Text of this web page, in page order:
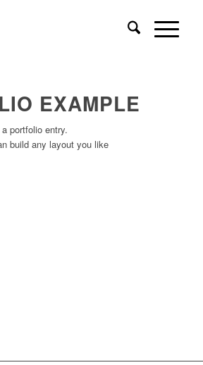
EXAMPLE
portfolio entry.
build any layout you like